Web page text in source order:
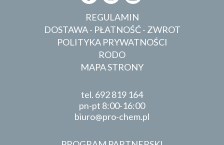
REGULAMIN
DOSTAWA - PŁATNOŚĆ - ZWROT
POLITYKA PRYWATNOŚCI
RODO
MAPA STRONY
tel. 692 819 164
pn-pt 8:00-16:00
biuro
pro-chem.pl